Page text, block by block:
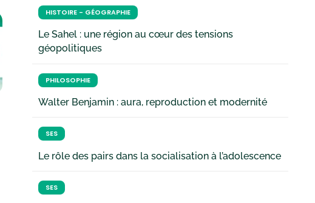
HISTOIRE - GÉOGRAPHIE
Le Sahel : une région au cœur des tensions
géopolitiques
PHILOSOPHIE
Walter Benjamin : aura, reproduction et modernité
SES
Le rôle des pairs dans la socialisation à l’adolescence
SES